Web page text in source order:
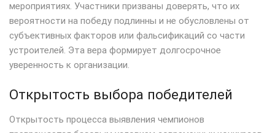
мероприятиях. Участники призваны доверять, что их
вероятности на победу подлинны и не обусловлены от
субъективных факторов или фальсификаций со части
устроителей. Эта вера формирует долгосрочное
уверенность к организации.
Открытость выбора победителей
Открытость процесса выявления чемпионов